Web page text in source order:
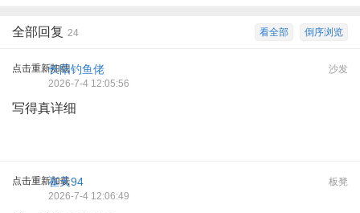
倒序浏览
看全部
全部回复 24
点击重新加载 沙发
长阳钓鱼佬
2026-7-4 12:05:56
写得真详细
点击重新加载 板凳
崔天94
2026-7-4 12:06:49